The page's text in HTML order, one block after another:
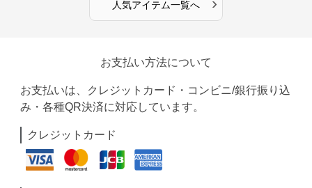
人気アイテム一覧へ
お支払い方法について
お支払いは、クレジットカード・コンビニ/銀行振り込
み・各種QR決済に対応しています。
クレジットカード